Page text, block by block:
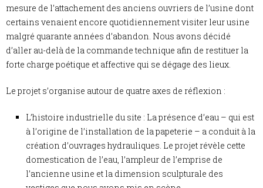
mesure de l’attachement des anciens ouvriers de l’usine dont
certains venaient encore quotidiennement visiter leur usine
malgré quarante années d’abandon. Nous avons décidé
d’aller au-delà de la commande technique afin de restituer la
forte charge poétique et affective qui se dégage des lieux.
Le projet s’organise autour de quatre axes de réflexion :
L’histoire industrielle du site : La présence d’eau – qui est
à l’origine de l’installation de la papeterie – a conduit à la
création d’ouvrages hydrauliques. Le projet révèle cette
domestication de l’eau, l’ampleur de l’emprise de
l’ancienne usine et la dimension sculpturale des